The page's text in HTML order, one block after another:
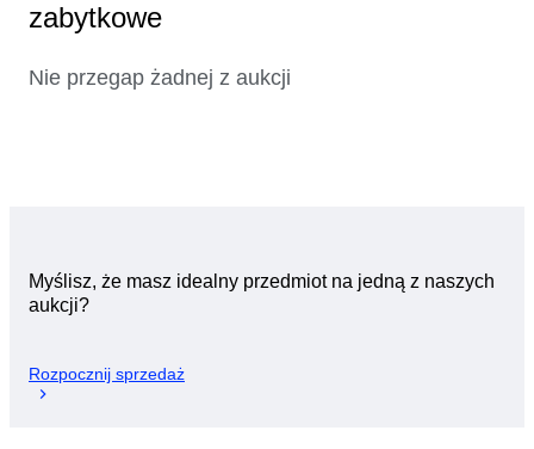
zabytkowe
Nie przegap żadnej z aukcji
Myślisz, że masz idealny przedmiot na jedną z naszych
aukcji?
Rozpocznij sprzedaż